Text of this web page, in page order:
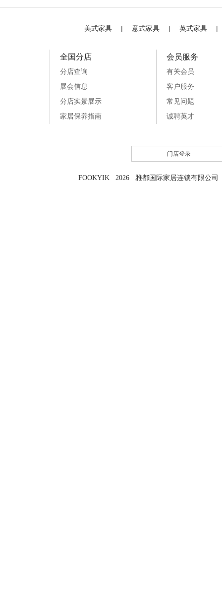
美式家具 | 意式家具 | 英式家具 |
全国分店
分店查询
展会信息
分店实景展示
家居保养指南
会员服务
有关会员
客户服务
常见问题
诚聘英才
门店登录
FOOKYIK 2026 雅都国际家居连锁有限公司